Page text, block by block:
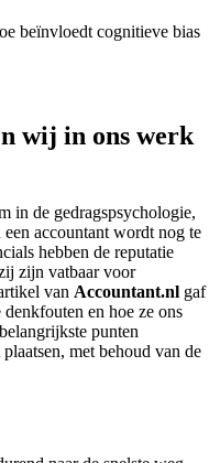
beïnvloedt cognitieve bias
wij in ons werk
in de gedragspsychologie,
accountant wordt nog te
hebben de reputatie
zijn vatbaar voor
van Accountant.nl gaf
en hoe ze ons
punten
met behoud van de